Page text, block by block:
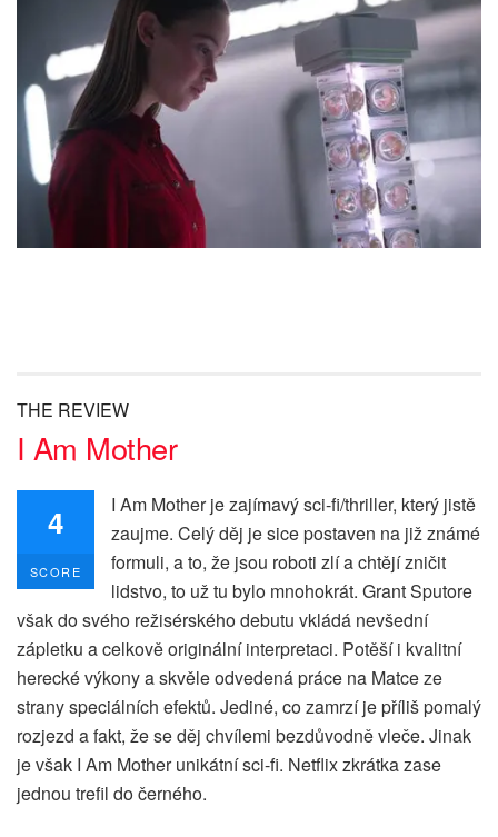
THE REVIEW
I Am Mother
4
SCORE
I Am Mother je zajímavý sci-fi/thriller, který jistě
zaujme. Celý děj je sice postaven na již známé
formuli, a to, že jsou roboti zlí a chtějí zničit
lidstvo, to už tu bylo mnohokrát. Grant Sputore
však do svého režisérského debutu vkládá nevšední
zápletku a celkově originální interpretaci. Potěší i kvalitní
herecké výkony a skvěle odvedená práce na Matce ze
strany speciálních efektů. Jediné, co zamrzí je příliš pomalý
rozjezd a fakt, že se děj chvílemi bezdůvodně vleče. Jinak
je však I Am Mother unikátní sci-fi. Netflix zkrátka zase
jednou trefil do černého.